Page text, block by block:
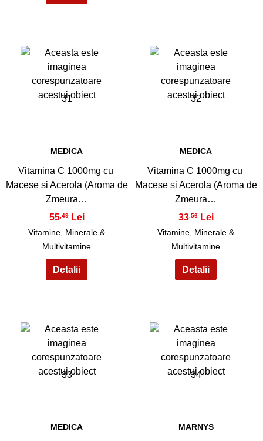
31
MEDICA
Vitamina C 1000mg cu
Macese si Acerola (Aroma de
Zmeura…
55,49
Vitamine, Minerale &
Multivitamine
32
MEDICA
Vitamina C 1000mg cu
Macese si Acerola (Aroma de
Zmeura…
33,56
Vitamine, Minerale &
Multivitamine
33
MEDICA
34
MARNYS